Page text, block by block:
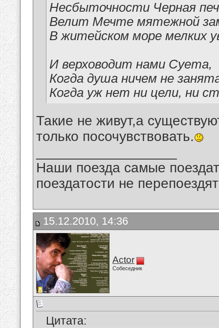
Несбыточности Черная
Велит Мечте мятежной
В житейском море мелких
И верховодит нами Суета,
Когда душа ничем не
Когда уж нет ни цели, ни
Такие не живут,а
только посочувствовать.
Наши поезда самые
поездатости не
15.12.2010, 14:36
Actor
Собеседник
Цитата: